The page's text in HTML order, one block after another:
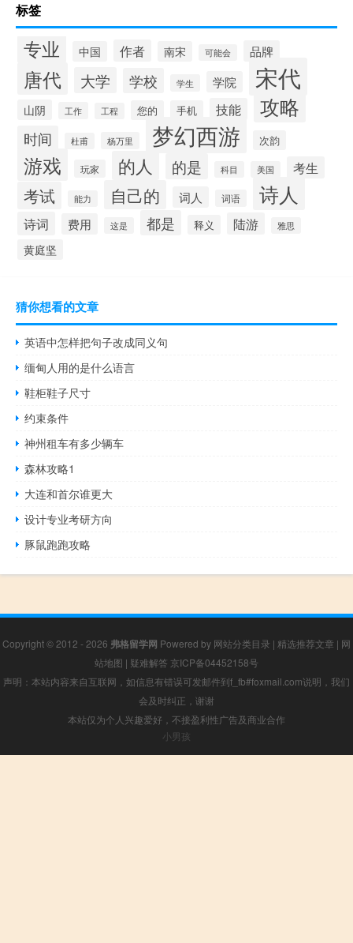
标签
专业 中国 作者 南宋 可能会 品牌
唐代 大学 学校 学生 学院 宋代
山阴 工作 工程 您的 手机 技能 攻略
时间 杜甫 杨万里 梦幻西游 次韵
游戏 玩家 的人 的是 科目 美国 考生
考试 能力 自己的 词人 词语 诗人
诗词 费用 这是 都是 释义 陆游 雅思
黄庭坚
猜你想看的文章
英语中怎样把句子改成同义句
缅甸人用的是什么语言
鞋柜鞋子尺寸
约束条件
神州租车有多少辆车
森林攻略1
大连和首尔谁更大
设计专业考研方向
豚鼠跑跑攻略
Copyright © 2012 - 2026 弗格留学网 Powered by 网站分类目录 | 精选推荐文章 | 网
站地图 | 疑难解答 京ICP备04452158号
声明：本站内容来自互联网，如信息有错误可发邮件到f_fb#foxmail.com说明，我们
会及时纠正，谢谢
本站仅为个人兴趣爱好，不接盈利性广告及商业合作
小男孩